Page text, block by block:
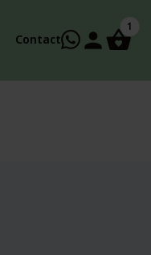
Contact person
1